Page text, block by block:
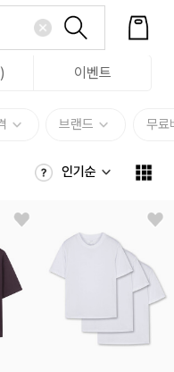
이벤트
브랜드 무료
인기순